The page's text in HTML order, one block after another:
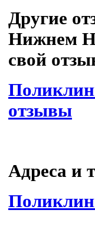
Другие
Нижнем
свой
отзывы
Адреса и